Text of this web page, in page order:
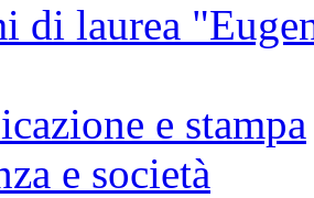
di laurea
e stampa
e società